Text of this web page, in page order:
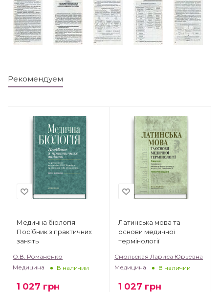
Рекомендуем
Медична біологія.
Посібник з практичних
занять
О.В. Романенко
Медицина
В наличии
1 027 грн
Латинська мова та
основи медичної
термінології
Смольская Лариса Юрьевна
Медицина
В наличии
1 027 грн